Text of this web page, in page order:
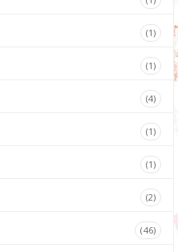
(1)
(1)
(4)
(1)
(1)
(2)
(46)